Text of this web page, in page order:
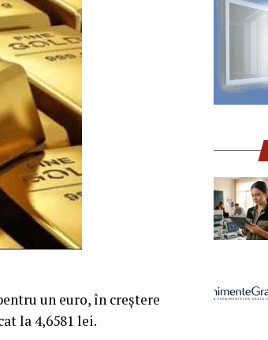
un euro, în creştere
la 4,6581 lei.